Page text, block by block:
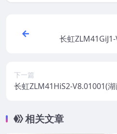
长虹
下一篇
长虹ZLM41HiS2-V8.01001(
相关文章